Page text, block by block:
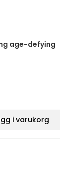
age-defying
i varukorg